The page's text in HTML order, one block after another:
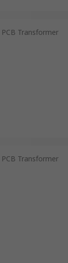
PCB Transformer
PCB Transformer